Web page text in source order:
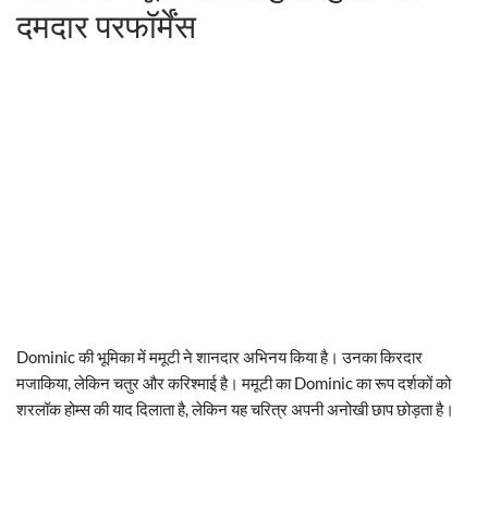
दमदार परफॉर्मेंस
Dominic की भूमिका में ममूटी ने शानदार अभिनय किया है। उनका किरदार
मजाकिया, लेकिन चतुर और करिश्माई है। ममूटी का Dominic का रूप दर्शकों को
शरलॉक होम्स की याद दिलाता है, लेकिन यह चरित्र अपनी अनोखी छाप छोड़ता है।